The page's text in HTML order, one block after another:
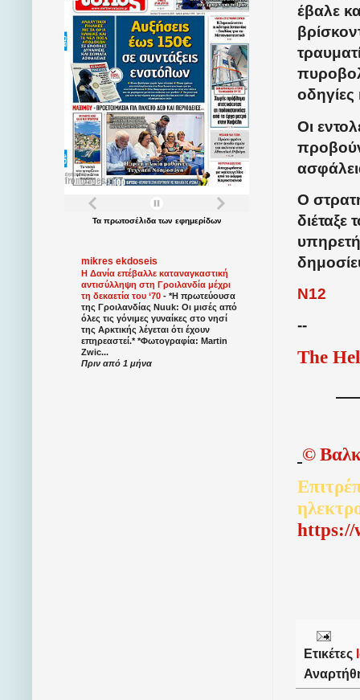
έβαλε
Οι
Ο
N12
--
The
©
https://
Ετικέτες
Τα πρωτοσέλιδατων εφημερίδων
mikres ekdoseis
Η Δανία επέβαλλε καταναγκαστική
αντισύλληψη στη Γροιλανδία μέχρι
τη δεκαετία του ‘70 - *Η πρωτεύουσα
της Γροιλανδίας Nuuk: Οι μισές από
όλες τις γόνιμες γυναίκες στο νησί
της Αρκτικής λέγεται ότι έχουν
επηρεαστεί.* *Φωτογραφία: Martin
Zwic...
Πριν από 1 μήνα